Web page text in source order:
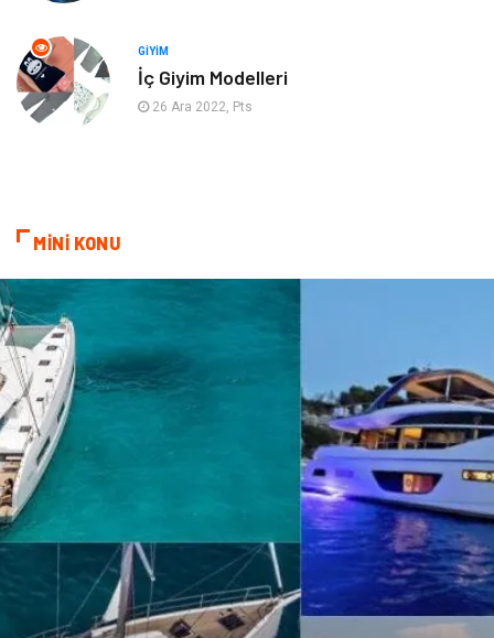
Nakliyat
Endüstriyel Ürünler
Dernekler ve Birlikler
Bebek Giyim
Markalar Kültür
Periyodik Kontrol Spor Malzemeleri
İthalat İhracat Kiralama Servisleri
Alüminyum Restaurant
GIYIM
İç Giyim Modelleri
26 Ara 2022, Pts
MİNİ KONU